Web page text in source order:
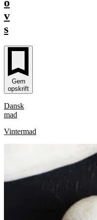
o
v
s
Gem
opskrift
Dansk
mad
Vintermad